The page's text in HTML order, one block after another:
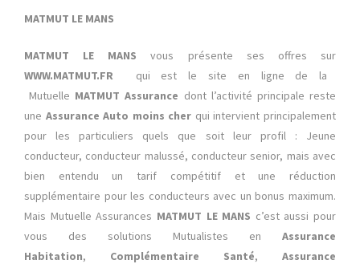
MATMUT LE MANS
MATMUT LE MANSvous présente ses offres sur
WWW.MATMUT.FR qui est le site en ligne de la
Mutuelle MATMUT Assurance dont l’activité principale reste
une Assurance Auto moins cher qui intervient principalement
pour les particuliers quels que soit leur profil : Jeune
conducteur, conducteur malussé, conducteur senior, mais avec
bien entendu un tarif compétitif et une réduction
supplémentaire pour les conducteurs avec un bonus maximum.
Mais Mutuelle Assurances MATMUT LE MANS c’est aussi pour
vous des solutions Mutualistes en Assurance
Habitation, Complémentaire Santé, Assurance